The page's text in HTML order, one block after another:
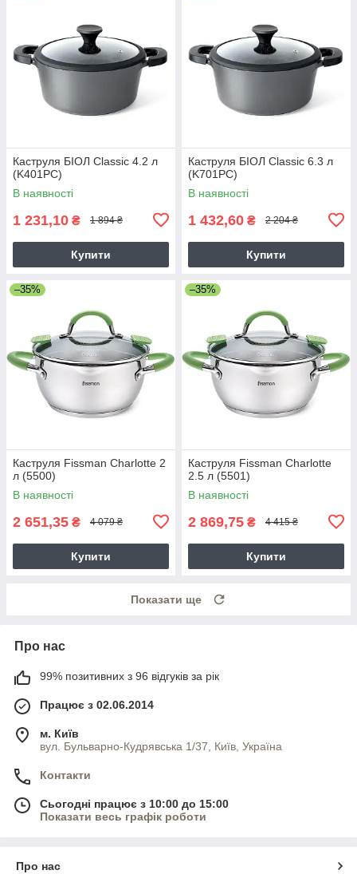
Каструля БІОЛ Classic 4.2 л
(K401PC)
В наявності
1 231,10 ₴ 1 894 ₴
Купити
Каструля БІОЛ Classic 6.3 л
(K701PC)
В наявності
1 432,60 ₴ 2 204 ₴
Купити
–35%
Каструля Fissman Charlotte 2
л (5500)
В наявності
2 651,35 ₴ 4 079 ₴
Купити
–35%
Каструля Fissman Charlotte
2.5 л (5501)
В наявності
2 869,75 ₴ 4 415 ₴
Купити
Показати ще
Про нас
99% позитивних з 96 відгуків за рік
Працює з 02.06.2014
м. Київ
вул. Бульварно-Кудрявська 1/37, Київ, Україна
Контакти
Сьогодні працює з 10:00 до 15:00
Показати весь графік роботи
Про нас